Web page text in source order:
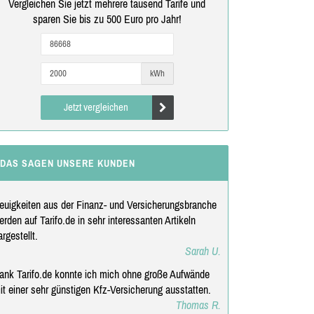
Vergleichen Sie jetzt mehrere tausend Tarife und
sparen Sie bis zu 500 Euro pro Jahr!
kWh
Jetzt vergleichen
DAS SAGEN UNSERE KUNDEN
aus der Finanz- und Versicherungsbranche
auf Tarifo.de in sehr interessanten Artikeln
Sarah U.
Tarifo.de konnte ich mich ohne große Aufwände
einer sehr günstigen Kfz-Versicherung ausstatten.
Thomas R.